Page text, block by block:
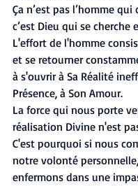
Ça n’est pas l’homme qui
c’est Dieu qui se cherche
L'effort de l'homme
et se retourner
à s'ouvrir à Sa Réalité
Présence, à Son Amour.
La force qui nous porte
réalisation Divine n'est
C'est pourquoi si nous
notre volonté
enfermons dans une